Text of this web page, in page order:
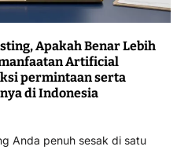
Apakah Benar Lebih
Artificial
permintaan serta
di Indonesia
Anda penuh sesak di satu